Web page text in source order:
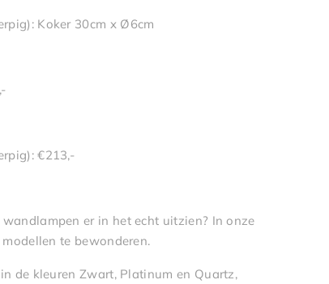
Koker 30cm x Ø6cm
€213,-
er in het echt uitzien? In onze
te bewonderen.
de kleuren Zwart, Platinum en Quartz,